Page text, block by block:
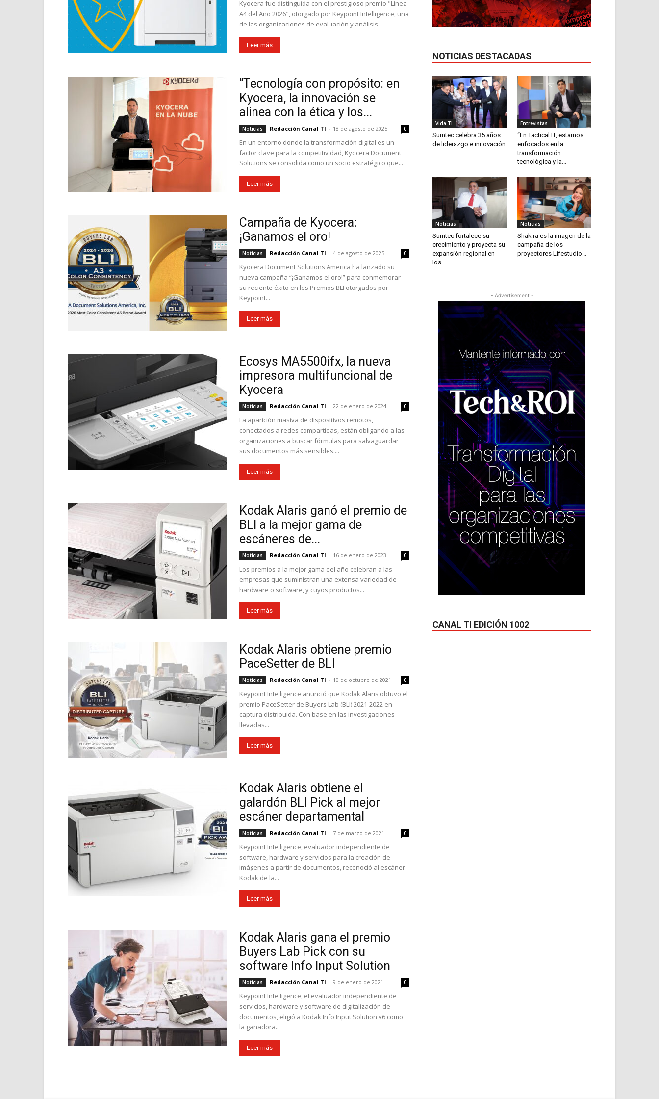
Kyocera fue distinguida con el prestigioso premio "Línea
A4 del Año 2026", otorgado por Keypoint Intelligence, una
de las organizaciones de evaluación y análisis...
Leer más
“Tecnología con propósito: en
Kyocera, la innovación se
alinea con la ética y los...
Noticias Redacción Canal TI - 18 de agosto de 2025 0
En un entorno donde la transformación digital es un
factor clave para la competitividad, Kyocera Document
Solutions se consolida como un socio estratégico que...
Leer más
Campaña de Kyocera:
¡Ganamos el oro!
Noticias Redacción Canal TI - 4 de agosto de 2025 0
Kyocera Document Solutions America ha lanzado su
nueva campaña “¡Ganamos el oro!” para conmemorar
su reciente éxito en los Premios BLI otorgados por
Keypoint...
Leer más
Ecosys MA5500ifx, la nueva
impresora multifuncional de
Kyocera
Noticias Redacción Canal TI - 22 de enero de 2024 0
La aparición masiva de dispositivos remotos,
conectados a redes compartidas, están obligando a las
organizaciones a buscar fórmulas para salvaguardar
sus documentos más sensibles....
Leer más
Kodak Alaris ganó el premio de
BLI a la mejor gama de
escáneres de...
Noticias Redacción Canal TI - 16 de enero de 2023 0
Los premios a la mejor gama del año celebran a las
empresas que suministran una extensa variedad de
hardware o software, y cuyos productos...
Leer más
Kodak Alaris obtiene premio
PaceSetter de BLI
Noticias Redacción Canal TI - 10 de octubre de 2021 0
Keypoint Intelligence anunció que Kodak Alaris obtuvo el
premio PaceSetter de Buyers Lab (BLI) 2021-2022 en
captura distribuida. Con base en las investigaciones
llevadas...
Leer más
Kodak Alaris obtiene el
galardón BLI Pick al mejor
escáner departamental
Noticias Redacción Canal TI - 7 de marzo de 2021 0
Keypoint Intelligence, evaluador independiente de
software, hardware y servicios para la creación de
imágenes a partir de documentos, reconoció al escáner
Kodak de la...
Leer más
Kodak Alaris gana el premio
Buyers Lab Pick con su
software Info Input Solution
Noticias Redacción Canal TI - 9 de enero de 2021 0
Keypoint Intelligence, el evaluador independiente de
servicios, hardware y software de digitalización de
documentos, eligió a Kodak Info Input Solution v6 como
la ganadora...
Leer más
NOTICIAS DESTACADAS
Vida TI
Sumtec celebra 35 años
de liderazgo e innovación
Entrevistas
“En Tactical IT, estamos
enfocados en la
transformación
tecnológica y la...
Noticias
Sumtec fortalece su
crecimiento y proyecta su
expansión regional en
los...
Noticias
Shakira es la imagen de la
campaña de los
proyectores Lifestudio...
- Advertisement -
CANAL TI EDICIÓN 1002